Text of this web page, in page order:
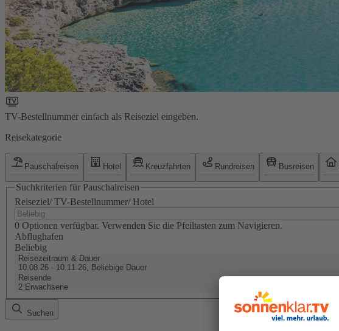
TV-Bestellnummer einfach als Reiseziel eingeben.
Reisekategorie
Pauschalreisen Hotel Kreuzfahrten Rundreisen Busreisen
Suchkriterien für Pauschalreisen
Reiseziel/ TV-Bestellnummer/ Hotel
0 Optionen verfügbar. Verwenden Sie die Pfeiltasten zum Navigieren.
Abflughafen
Beliebig
Reisezeitraum & Dauer
10.08.26 - 10.11.26, Beliebige Dauer
Reisende
2 Erwachsene
Suchen